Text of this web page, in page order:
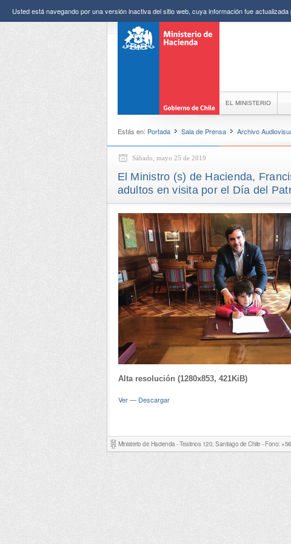
Usted está navegando por una versión inactiva del sitio web, cuya información fue
EL MINISTERIO
Estás en: Portada Sala de Prensa Archivo
Sábado, mayo 25 de 2019
El Ministro (s) de Hacienda,
adultos en visita por el Día del
Alta resolución (1280x853, 421KiB)
Ver— Descargar
Ministerio de Hacienda - Teatinos 120, Santiago de Chile - Fono: